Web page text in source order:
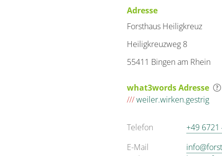
Adresse
Forsthaus Heiligkreuz
Heiligkreuzweg 8
55411 Bingen am Rhein
what3words Adresse
///weiler.wirken.gestrig
Telefon
+49
E-Mail